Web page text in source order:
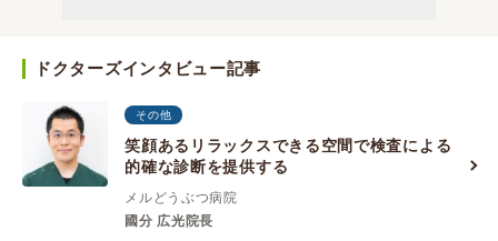
ドクターズインタビュー記事
その他
笑顔あるリラックスできる空間で検査による
的確な診断を提供する
メルどうぶつ病院
國分 広光院長